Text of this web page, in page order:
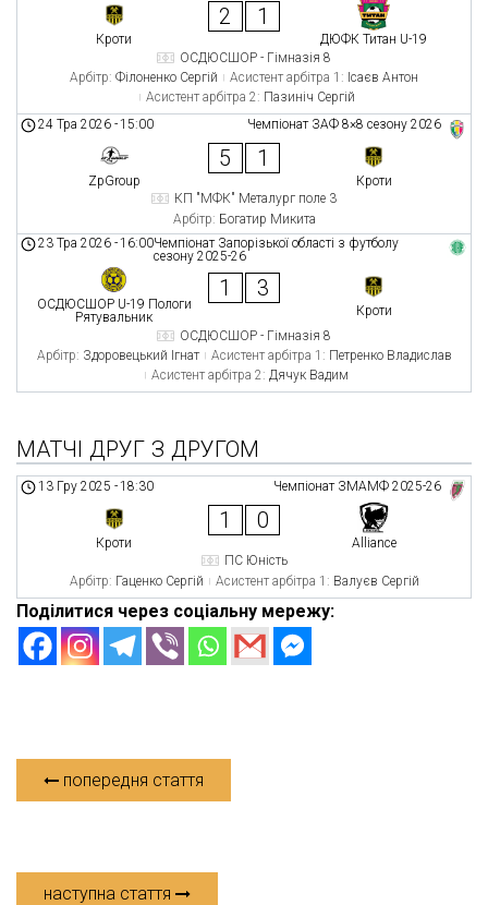
Кроти
2 1
ДЮФК Титан U-19
ОСДЮСШОР - Гімназія 8
Арбітр: Філоненко Сергій Асистент арбітра 1: Ісаєв Антон
Асистент арбітра 2: Пазиніч Сергій
Чемпіонат ЗАФ 8×8 сезону 2026
24 Тра 2026 -15:00
ZpGroup
5 1
Кроти
КП "МФК" Металург поле 3
Арбітр: Богатир Микита
Чемпіонат Запорізької області з футболу
сезону 2025-26
23 Тра 2026 -16:00
ОСДЮСШОР U-19 Пологи
Рятувальник
1 3
Кроти
ОСДЮСШОР - Гімназія 8
Арбітр: Здоровецький Ігнат Асистент арбітра 1: Петренко Владислав
Асистент арбітра 2: Дячук Вадим
МАТЧІ ДРУГ З ДРУГОМ
Чемпіонат ЗМАМФ 2025-26
13 Гру 2025 -18:30
Кроти
1 0
Alliance
ПС Юність
Арбітр: Гаценко Сергій Асистент арбітра 1: Валуєв Сергій
Поділитися через соціальну мережу:
попередня стаття
наступна стаття